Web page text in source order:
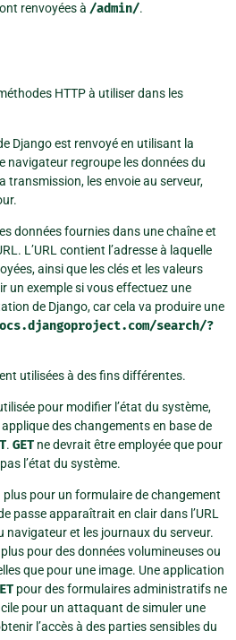
renvoyées à /admin/.
HTTP à utiliser dans les
Django est renvoyé en utilisant la
navigateur regroupe les données du
transmission, les envoie au serveur,
données fournies dans une chaîne et
L’URL contient l’adresse à laquelle
ainsi que les clés et les valeurs
un exemple si vous effectuez une
de Django, car cela va produire une
search/?
utilisées à des fins différentes.
pour modifier l’état du système,
des changements en base de
. GET ne devrait être employée que pour
l’état du système.
pour un formulaire de changement
passe apparaîtrait en clair dans l’URL
navigateur et les journaux du serveur.
pour des données volumineuses ou
que pour une image. Une application
pour des formulaires administratifs ne
pour un attaquant de simuler une
l’accès à des parties sensibles du